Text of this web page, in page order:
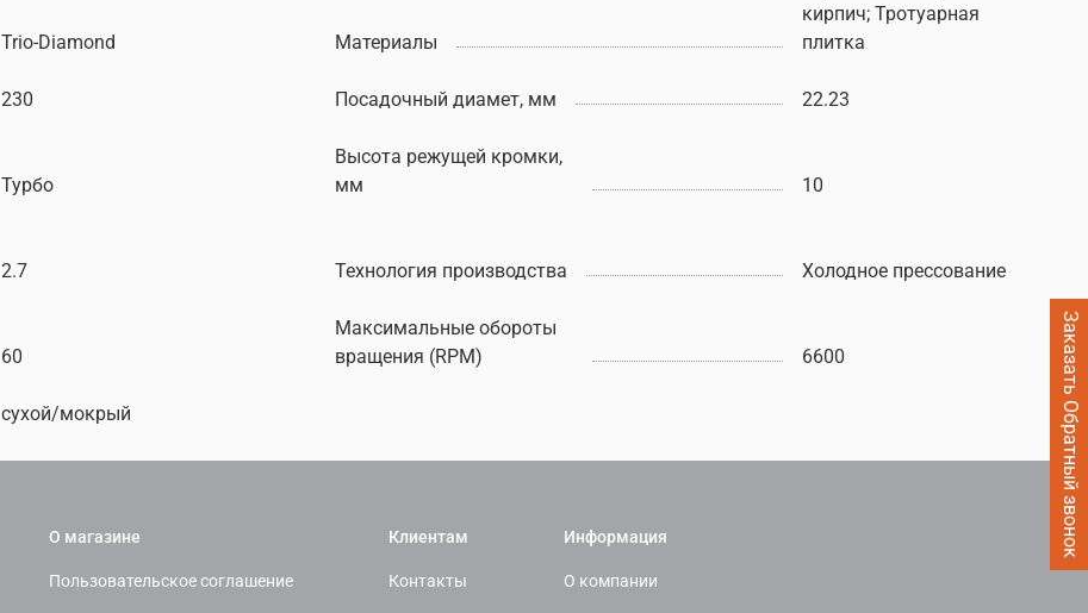
Заказать Обратный звонок
Trio-Diamond Материалы
кирпич; Тротуарная
плитка
230 Посадочный диамет, мм 22.23
Турбо
Высота режущей кромки,
мм
10
2.7 Технология производства Холодное прессование
60
Максимальные обороты
вращения (RPM)
6600
сухой/мокрый
О магазине
Пользовательское соглашение
Клиентам
Контакты
Информация
О компании